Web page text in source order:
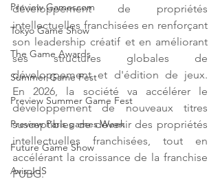
Preview Gamescom
Tokyo Game Show
The Game Awards
Summer Game Fest
Preview Summer Game Fest
Preview Paris games Week
Future Game Show
Avis JdS
développement de propriétés
intellectuelles franchisées en renforçant
son leadership créatif et en améliorant
ses structures globales de
développement et d'édition de jeux.
En 2026, la société va accélérer le
développement de nouveaux titres
susceptibles de devenir des propriétés
intellectuelles franchisées, tout en
accélérant la croissance de la franchise
PUBG.